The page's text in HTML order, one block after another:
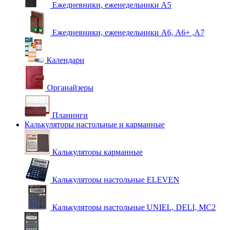
Ежедневники, еженедельники А5
Ежедневники, еженедельники А6, А6+ ,А7
Календари
Органайзеры
Планинги
Калькуляторы настольные и карманные
Калькуляторы карманные
Калькуляторы настольные ELEVEN
Калькуляторы настольные UNIEL, DELI, MC2